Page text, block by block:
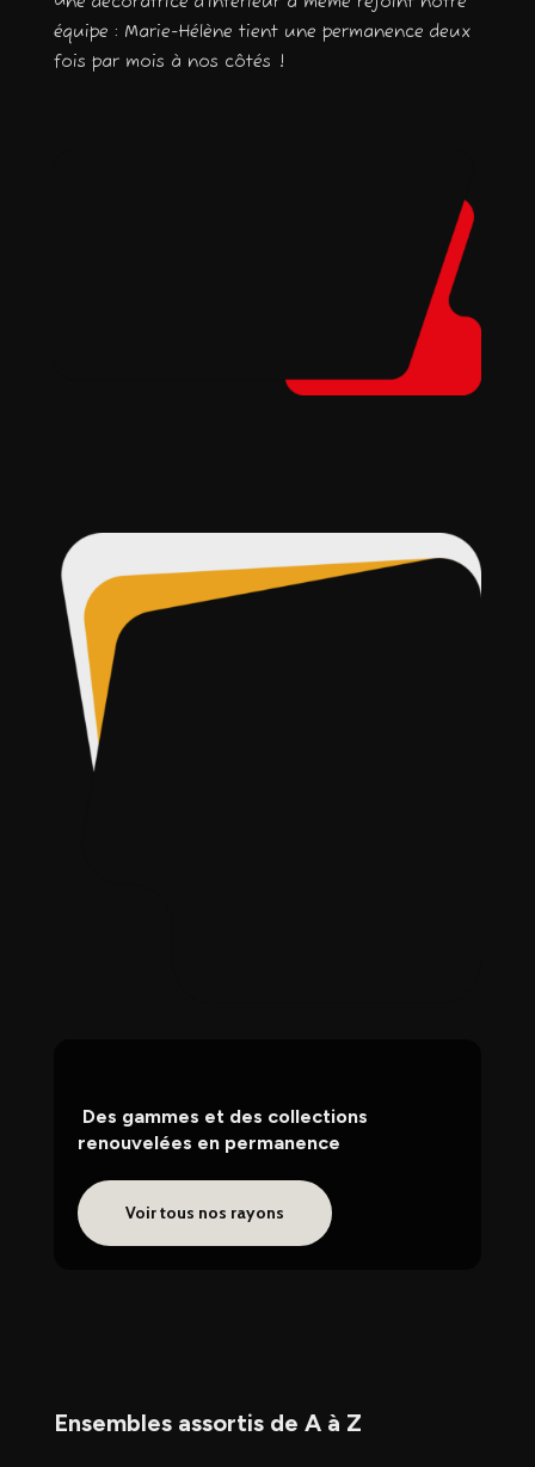
équipe : Marie-Hélène tient une permanence deux
fois par mois à nos côtés !
Des gammes et des collections
renouvelées en permanence
Voir tous nos rayons
Ensembles assortis de A à Z